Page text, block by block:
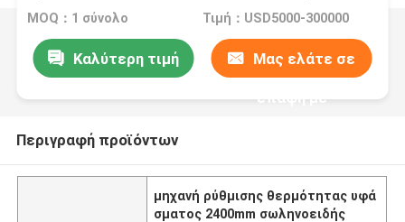
Spandex
MOQ：1 σύνολο Τιμή：USD5000-300000
Καλύτερη τιμή Μας ελάτε σε
επαφή με
Περιγραφή προϊόντων
μηχανή ρύθμισης θερμότητας υφά
σματος 2400mm σωληνοειδής